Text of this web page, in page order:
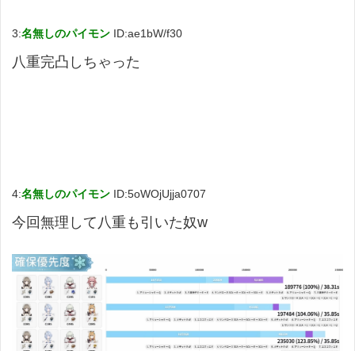
3:名無しのパイモン ID:ae1bW/f30
八重完凸しちゃった
4:名無しのパイモン ID:5oWOjUjja0707
今回無理して八重も引いた奴w